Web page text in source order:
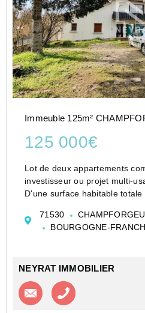
Immeuble 125m²
125 000€
Lot de deux appartements
investisseur ou projet multi-
D'une surface habitable totale
sur séjour, un salon d'environ
71530
BOURGOGNE-
NEYRAT IMMOBILIER
Contacter l'agence